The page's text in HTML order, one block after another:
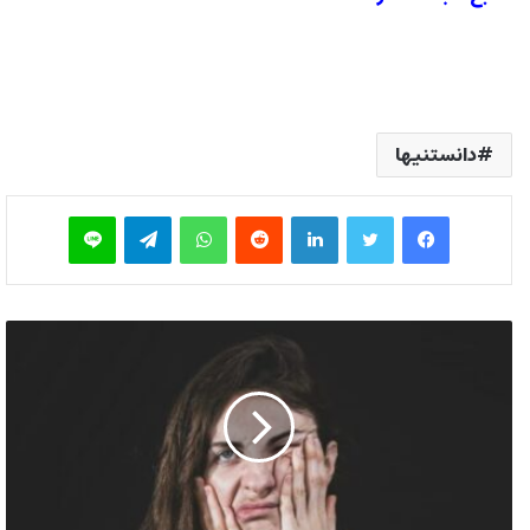
دانستنیها
فیس بوک توییتر لینکدین‫رددیت واتس آپ تلگرام لاین